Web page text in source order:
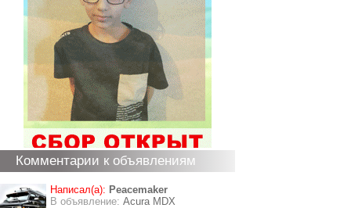
Комментарии к объявлениям
Написал(а): Peacemaker
В объявление: Acura MDX